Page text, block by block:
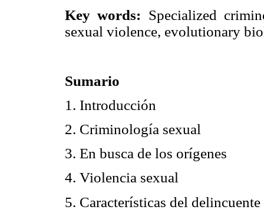
Key words: Specialized
sexual violence, evolutionary
Sumario
1. Introducción
2. Criminología sexual
3. En busca de los orígenes
4. Violencia sexual
5. Características del